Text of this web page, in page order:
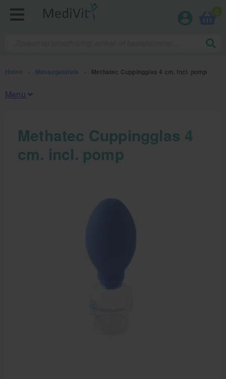
0
Home Massagetafels Methatec Cuppingglas 4 cm. incl. pomp
Menu
Fysiotherapieproducten
Verbruiksmaterialen
Methatec Cuppingglas 4
cm. incl. pomp